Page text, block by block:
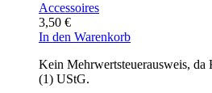
Accessoires
3,50 €
In den Warenkorb
Kein Mehrwertsteuerausweis, da
(1) UStG.